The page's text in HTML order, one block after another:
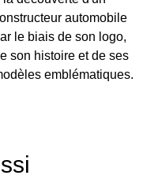
rechargeable, la Suzuki...
auto du 02 juillet 2020
un peu le successeur du
auto du 1er juillet 2020
automobile
le biais de son logo,
son histoire et de ses
emblématiques.